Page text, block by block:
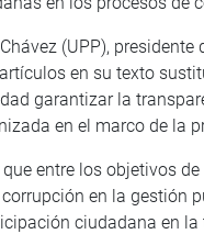
(UPP),
en su texto
garantizar la
en el marco de la
entre los objetivos
en la gestión
ciudadana en